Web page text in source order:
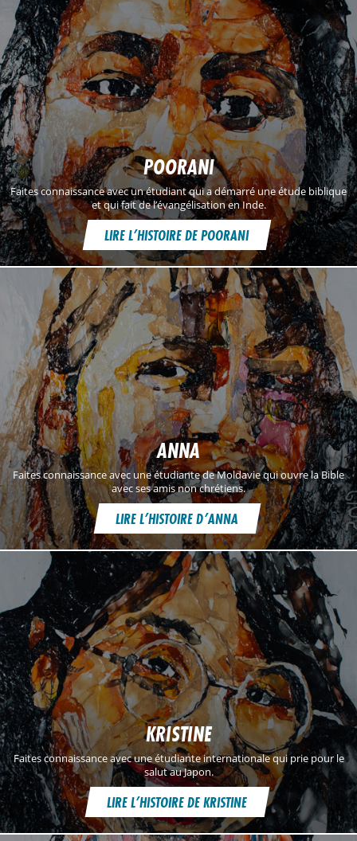
POORANI
Faites connaissance avec un étudiant qui a démarré une étude biblique
et qui fait de l’évangélisation en Inde.
LIRE L’HISTOIRE DE POORANI
ANNA
Faites connaissance avec une étudiante de Moldavie qui ouvre la Bible
avec ses amis non chrétiens.
LIRE L’HISTOIRE D’ANNA
KRISTINE
Faites connaissance avec une étudiante internationale qui prie pour le
salut au Japon.
LIRE L’HISTOIRE DE KRISTINE